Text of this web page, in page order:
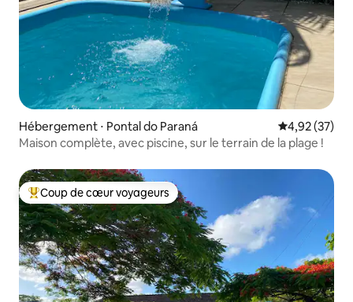
Hébergement ⋅ Pontal do Paraná Évaluation
4,92 (37)
Maison complète, avec piscine, sur le terrain de la plage !
Coups de cœur voyageurs les plus appréciés
Coup de cœur voyageurs